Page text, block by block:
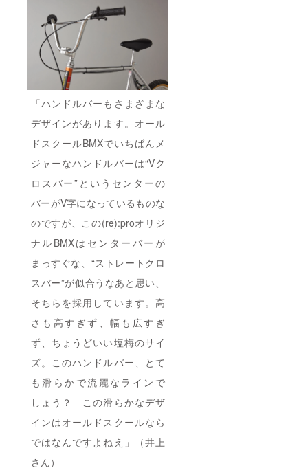
「ハンドルバーもさまざまな
デザインがあります。オール
ドスクールBMXでいちばんメ
ジャーなハンドルバーは“Vク
ロスバー”というセンターの
バーがV字になっているものな
のですが、この(re):proオリジ
ナルBMXはセンターバーが
まっすぐな、“ストレートクロ
スバー”が似合うなあと思い、
そちらを採用しています。高
さも高すぎず、幅も広すぎ
ず、ちょうどいい塩梅のサイ
ズ。このハンドルバー、とて
も滑らかで流麗なラインで
しょう？ この滑らかなデザ
インはオールドスクールなら
ではなんですよねえ」（井上
さん）